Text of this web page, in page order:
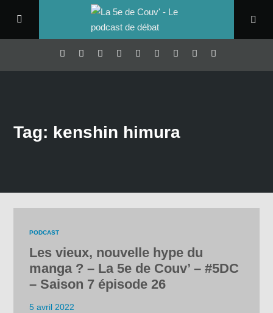
Tag: kenshin himura
PODCAST
Les vieux, nouvelle hype du
manga ? – La 5e de Couv’ – #5DC
– Saison 7 épisode 26
5 avril 2022